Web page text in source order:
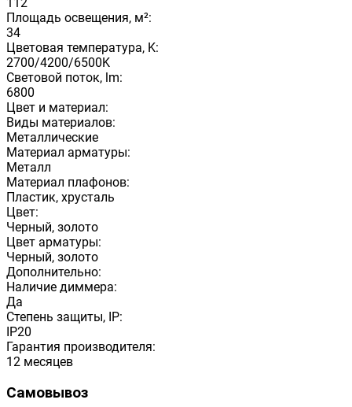
Площадь освещения, м²:
34
Цветовая температура, K:
2700/4200/6500K
Световой поток, lm:
6800
Цвет и материал:
Виды материалов:
Металлические
Материал арматуры:
Металл
Материал плафонов:
Пластик, хрусталь
Цвет:
Черный, золото
Цвет арматуры:
Черный, золото
Дополнительно:
Наличие диммера:
Да
Степень защиты, IP:
IP20
Гарантия производителя:
12 месяцев
Самовывоз